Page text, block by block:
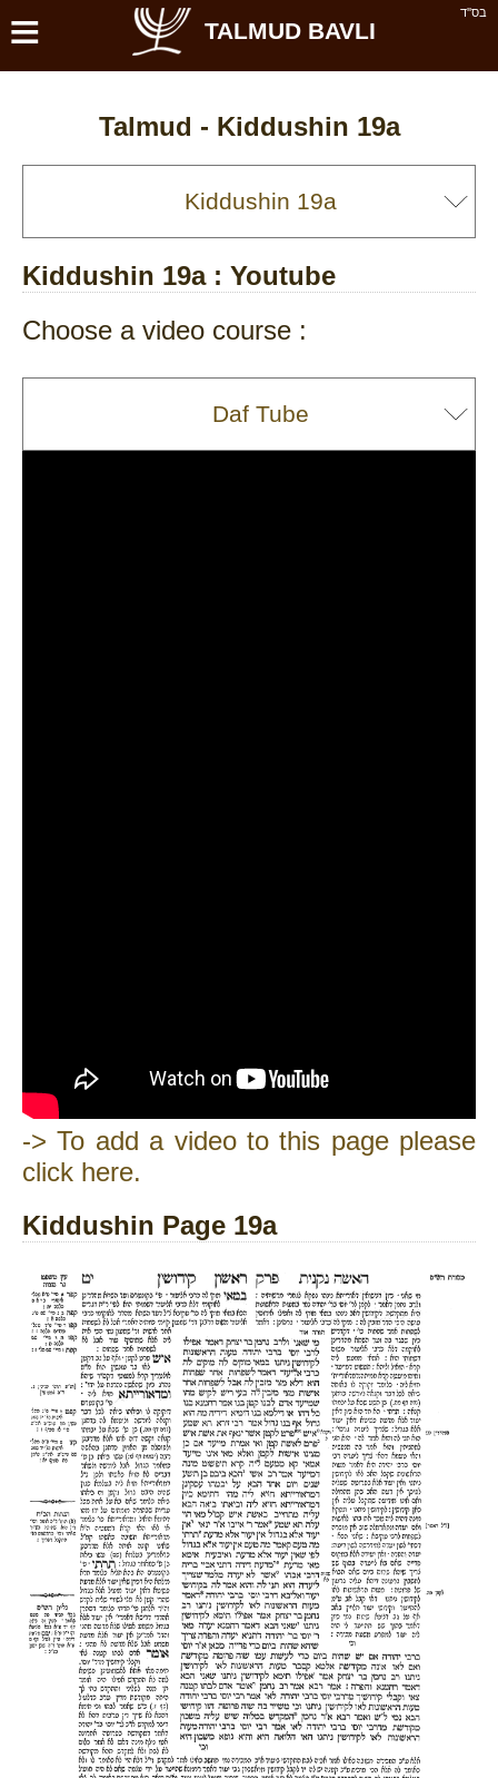
בס''ד ≡ TALMUD BAVLI
Talmud - Kiddushin 19a
Kiddushin 19a: Youtube
Choose a video course :
-> To add a video to this page please
click here.
Kiddushin Page 19a